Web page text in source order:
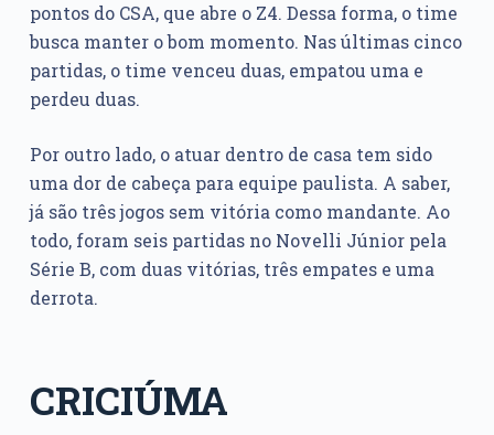
pontos do CSA, que abre o Z4. Dessa forma, o time
busca manter o bom momento. Nas últimas cinco
partidas, o time venceu duas, empatou uma e
perdeu duas.
Por outro lado, o atuar dentro de casa tem sido
uma dor de cabeça para equipe paulista. A saber,
já são três jogos sem vitória como mandante. Ao
todo, foram seis partidas no Novelli Júnior pela
Série B, com duas vitórias, três empates e uma
derrota.
CRICIÚMA